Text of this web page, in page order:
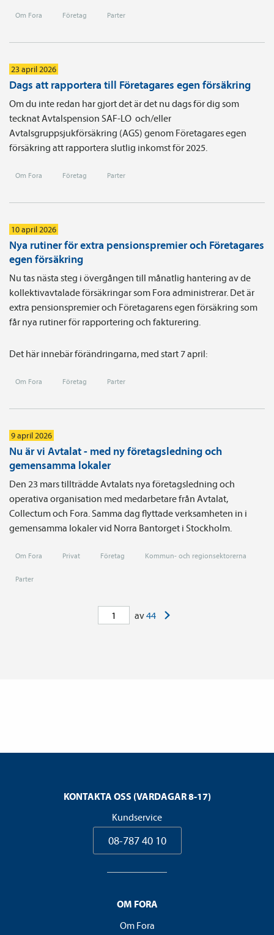
Om Fora Företag Parter
23 april 2026
Dags att rapportera till Företagares egen försäkring
Om du inte redan har gjort det är det nu dags för dig som
tecknat Avtals­pension SAF-LO och/eller
Avtalsgruppsjukförsäkring (AGS) genom Företagares egen
försäkring att rapportera slutlig inkomst för 2025.
Om Fora Företag Parter
10 april 2026
Nya rutiner för extra pensionspremier och Företagares
egen försäkring
Nu tas nästa steg i övergången till månatlig hantering av de
kollektivavtalade försäkringar som Fora administrerar. Det är
extra pensionspremier och Företagarens egen försäkring som
får nya rutiner för rapportering och fakturering.
Det här innebär förändringarna, med start 7 april:
Om Fora Företag Parter
9 april 2026
Nu är vi Avtalat - med ny företagsledning och
gemensamma lokaler
Den 23 mars tillträdde Avtalats nya företagsledning och
operativa organisation med medarbetare från Avtalat,
Collectum och Fora. Samma dag flyttade verksamheten in i
gemensamma lokaler vid Norra Bantorget i Stockholm.
Om Fora Privat Företag Kommun- och regionsektorerna
Parter
av44
KONTAKTA OSS (VARDAGAR 8-17)
Kundservice
08-787 40 10
OM FORA
Om Fora